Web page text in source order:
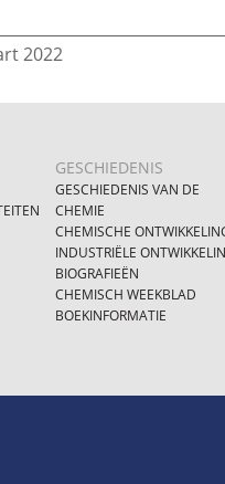
2022
GESCHIEDENIS
GESCHIEDENIS VAN DE
CHEMIE
CHEMISCHE
INDUSTRIËLE
BIOGRAFIEËN
CHEMISCH WEEKBLAD
BOEKINFORMATIE